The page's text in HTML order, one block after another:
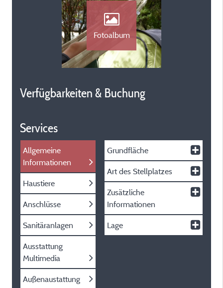
Fotoalbum
Verfügbarkeiten & Buchung
Services
Allgemeine
Informationen
Haustiere
Anschlüsse
Sanitäranlagen
Ausstattung
Multimedia
Außenaustattung
Grundfläche
Art des Stellplatzes
Zusätzliche
Informationen
Lage